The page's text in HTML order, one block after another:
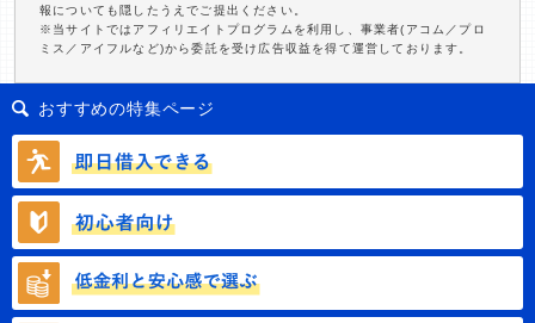
報についても隠したうえでご提出ください。
※当サイトではアフィリエイトプログラムを利用し、事業者(アコム／プロ
ミス／アイフルなど)から委託を受け広告収益を得て運営しております。
おすすめの特集ページ